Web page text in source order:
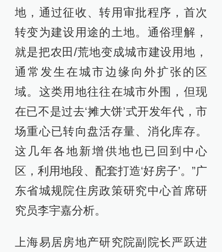
地，通过征收、转用审批程序，首次
转变为建设用途的土地。通俗理解，
就是把农田/荒地变成城市建设用地，
通常发生在城市边缘向外扩张的区
域。这类用地往往在城市外围，但现
在已不是过去‘摊大饼’式开发年代，市
场重心已转向盘活存量、消化库存。
这几年各地新增供地也已回到中心
区，利用地段、配套打造‘好房子’。”广
东省城规院住房政策研究中心首席研
究员李宇嘉分析。
上海易居房地产研究院副院长严跃进